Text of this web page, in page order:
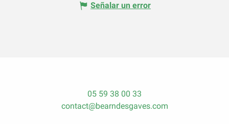
Señalar un error
05 59 38 00 33
contact@bearndesgaves.com